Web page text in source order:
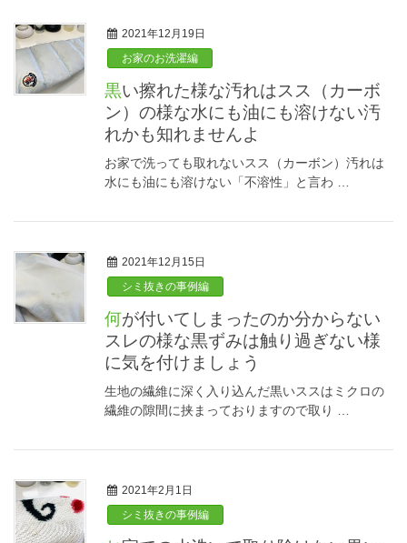
2021年12月19日
お家のお洗濯編
黒い擦れた様な汚れはスス（カーボ
ン）の様な水にも油にも溶けない汚
れかも知れませんよ
お家で洗っても取れないスス（カーボン）汚れは
水にも油にも溶けない「不溶性」と言わ …
2021年12月15日
シミ抜きの事例編
何が付いてしまったのか分からない
スレの様な黒ずみは触り過ぎない様
に気を付けましょう
生地の繊維に深く入り込んだ黒いススはミクロの
繊維の隙間に挟まっておりますので取り …
2021年2月1日
シミ抜きの事例編